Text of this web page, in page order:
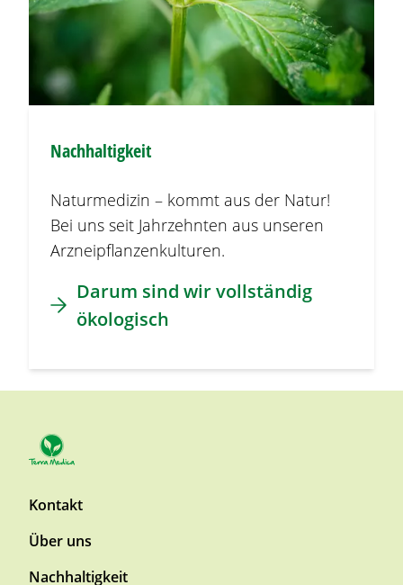
Nachhaltigkeit
Naturmedizin – kommt aus der Natur!
Bei uns seit Jahrzehnten aus unseren
Arzneipflanzenkulturen.
Darum sind wir vollständig
ökologisch
F
o
t
Kontakt
Über uns
Nachhaltigkeit